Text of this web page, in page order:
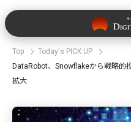
Top
Today's PICK UP
DataRobot、Snowflakeから戦略的
拡大